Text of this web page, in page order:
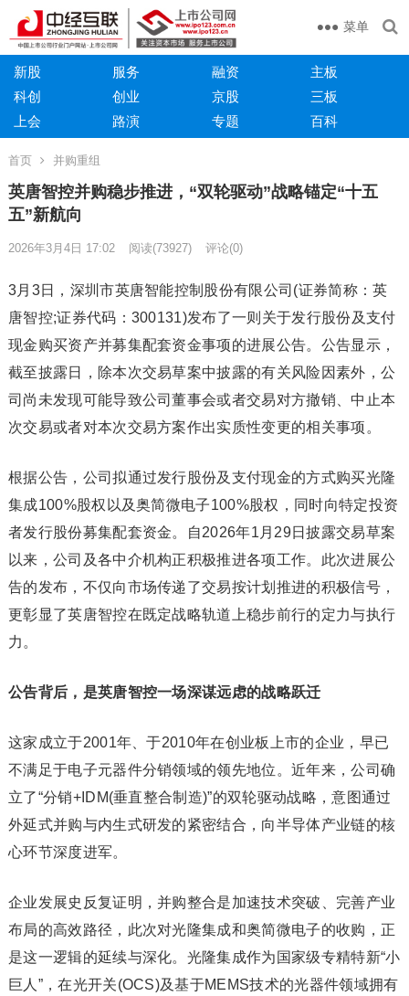
菜单
新股 服务 融资
主板
科创
创业 京股
三板
上会
路演 专题 百科
首页 并购重组
英唐智控并购稳步推进，“双轮驱动”战略锚定“十五
五”新航向
2026年3月4日 17:02 阅读(73927) 评论(0)
3月3日，深圳市英唐智能控制股份有限公司(证券简称：英
唐智控;证券代码：300131)发布了一则关于发行股份及支付
现金购买资产并募集配套资金事项的进展公告。公告显示，
截至披露日，除本次交易草案中披露的有关风险因素外，公
司尚未发现可能导致公司董事会或者交易对方撤销、中止本
次交易或者对本次交易方案作出实质性变更的相关事项。
根据公告，公司拟通过发行股份及支付现金的方式购买光隆
集成100%股权以及奥简微电子100%股权，同时向特定投资
者发行股份募集配套资金。自2026年1月29日披露交易草案
以来，公司及各中介机构正积极推进各项工作。此次进展公
告的发布，不仅向市场传递了交易按计划推进的积极信号，
更彰显了英唐智控在既定战略轨道上稳步前行的定力与执行
力。
公告背后，是英唐智控一场深谋远虑的战略跃迁
这家成立于2001年、于2010年在创业板上市的企业，早已
不满足于电子元器件分销领域的领先地位。近年来，公司确
立了“分销+IDM(垂直整合制造)”的双轮驱动战略，意图通过
外延式并购与内生式研发的紧密结合，向半导体产业链的核
心环节深度进军。
企业发展史反复证明，并购整合是加速技术突破、完善产业
布局的高效路径，此次对光隆集成和奥简微电子的收购，正
是这一逻辑的延续与深化。光隆集成作为国家级专精特新“小
巨人”，在光开关(OCS)及基于MEMS技术的光器件领域拥有